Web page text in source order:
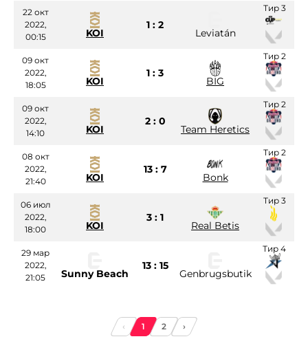
22 окт
2022,
00:15
KOI
1 : 2
Leviatán
Тир 3
09 окт
2022,
18:05
KOI
1 : 3
BIG
Тир 2
09 окт
2022,
14:10
KOI
2 : 0
Team Heretics
Тир 2
08 окт
2022,
21:40
KOI
13 : 7
Bonk
Тир 2
06 июл
2022,
18:00
KOI
3 : 1
Real Betis
Тир 3
29 мар
2022,
21:05
Sunny Beach
13 : 15
Genbrugsbutik
Тир 4
‹ 1 2 ›